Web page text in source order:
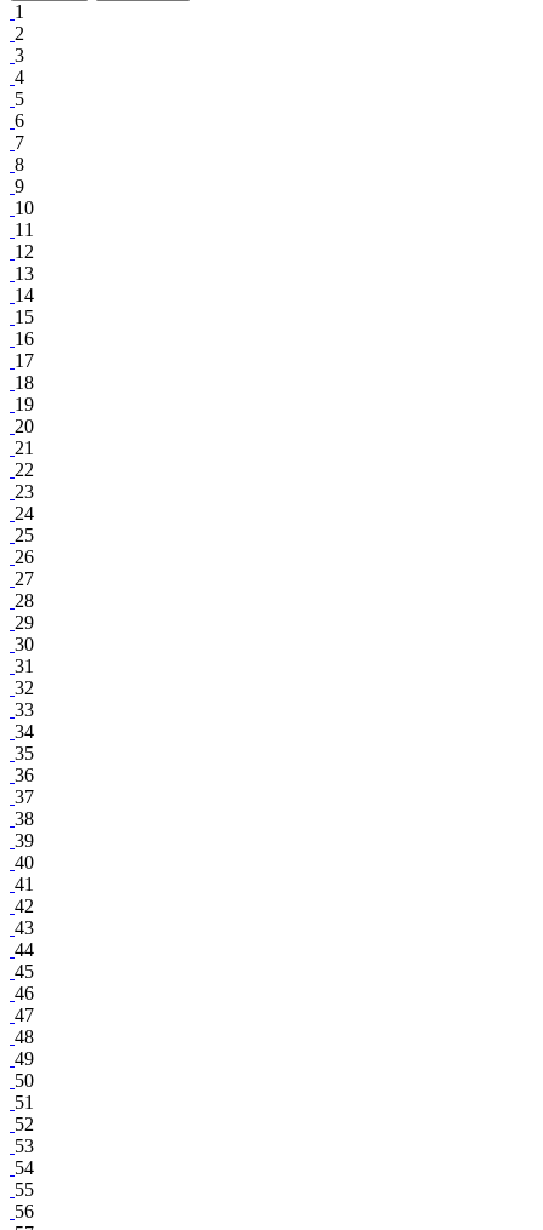
1
2
3
4
5
6
7
8
9
10
11
12
13
14
15
16
17
18
19
20
21
22
23
24
25
26
27
28
29
30
31
32
33
34
35
36
37
38
39
40
41
42
43
44
45
46
47
48
49
50
51
52
53
54
55
56